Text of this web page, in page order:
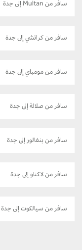
سافر من Multan إلى جدة
سافر من كراتشي إلى جدة
سافر من مومباي إلى جدة
سافر من صلالة إلى جدة
سافر من بنغالور إلى جدة
سافر من لاكناو إلى جدة
سافر من سيالكوت إلى جدة